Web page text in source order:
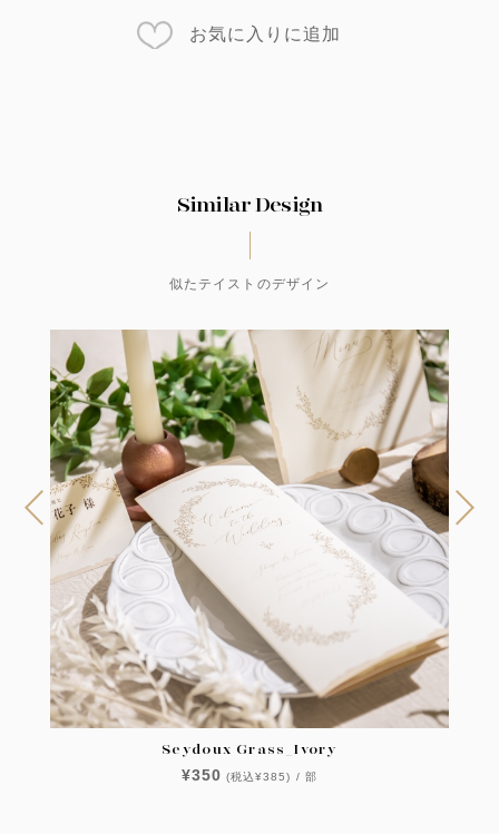
お気に入りに追加
Similar Design
似たテイストのデザイン
Seydoux Grass_Ivory
¥350 (税込¥385) / 部